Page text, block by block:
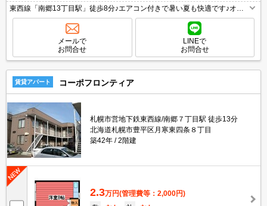
東西線「南郷13丁目駅」徒歩8分♪エアコン付きで暑い夏も快適です♪オー
トロック完備！
メールで
お問合せ
LINEで
お問合せ
賃貸アパート コーポフロンティア
札幌市営地下鉄東西線/南郷７丁目駅 徒歩13分
北海道札幌市豊平区月寒東四条８丁目
築42年
2階建
2.3万円(管理費等：2,000円)